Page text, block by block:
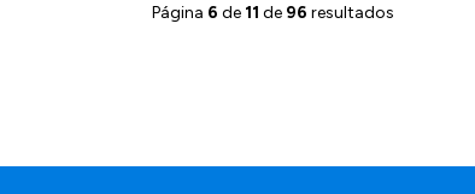
Página 6 de 11 de 96 resultados